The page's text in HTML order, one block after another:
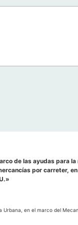
de las ayudas para
por carreter,
en el marco del